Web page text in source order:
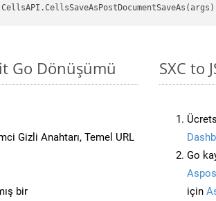
Go Dönüşümü
Gizli Anahtarı, Temel URL
bir
SXC to
Go
için